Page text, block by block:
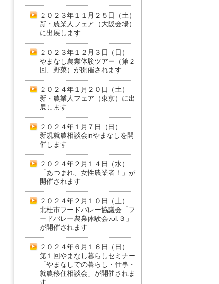
２０２３年１１月２５日（土）
新・農業人フェア（大阪会場）
に出展します
２０２３年１２月３日（日）
やまなし農業体験ツアー（第２
回、野菜）が開催されます
２０２４年１月２０日（土）
新・農業人フェア（東京）に出
展します
２０２４年１月７日（日）
新規就農相談会inやまなしを開
催します
２０２４年２月１４日（水）
「あつまれ、女性農業者！」が
開催されます
２０２４年２月１０日（土）
北杜市フードバレー協議会「フ
ードバレー農業体験会vol.３」
が開催されます
２０２４年６月１６日（日）
第１回やまなし暮らしセミナー
「やまなしでの暮らし・仕事・
就農移住相談会」が開催されま
す